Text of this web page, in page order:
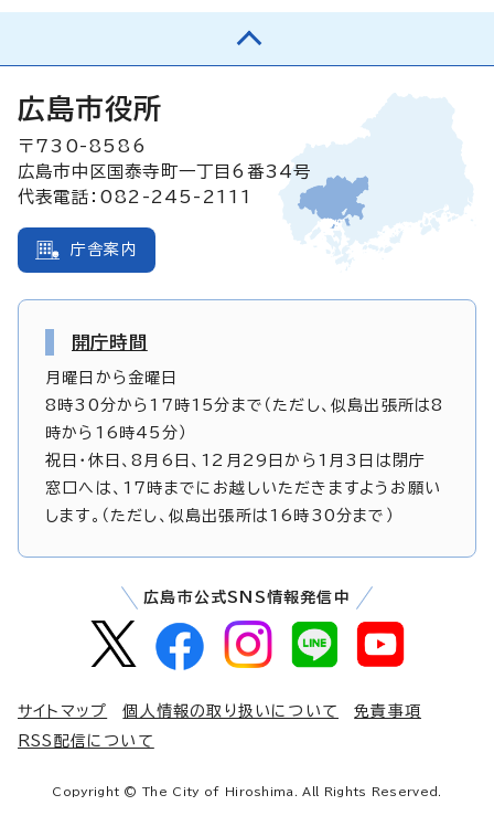
広島市役所
〒730-8586
広島市中区国泰寺町一丁目6番34号
代表電話：082-245-2111
庁舎案内
開庁時間
月曜日から金曜日
8時30分から17時15分まで（ただし、似島出張所は8
時から16時45分）
祝日・休日、8月6日、12月29日から1月3日は閉庁
窓口へは、17時までにお越しいただきますようお願い
します。（ただし、似島出張所は16時30分まで）
広島市公式SNS情報発信中
サイトマップ 個人情報の取り扱いについて
免責事項
RSS配信について
Copyright © The City of Hiroshima. All Rights Reserved.